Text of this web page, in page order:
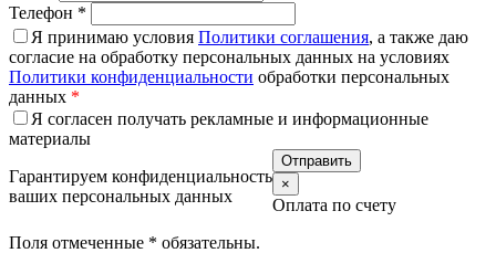
Телефон *
Я принимаю условия Политики соглашения, а также даю
согласие на обработку персональных данных на условиях
Политики конфиденциальности обработки персональных
данных *
Я согласен получать рекламные и информационные
материалы
Гарантируем конфиденциальность
ваших персональных данных
×
Оплата по счету
Поля отмеченные * обязательны.